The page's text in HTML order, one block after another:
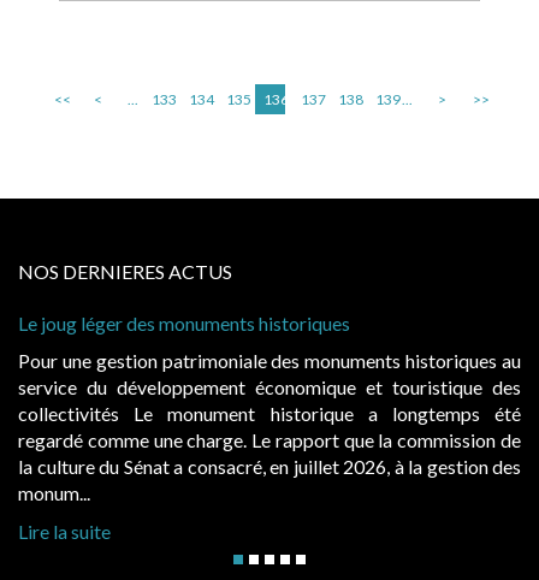
<< < ... 133 134 135 136 137 138 139... > >>
NOS DERNIERES ACTUS
des monuments historiques
patrimoniale des monuments historiques au
développement économique et touristique des
Le monument historique a longtemps été
une charge. Le rapport que la commission de
Sénat a consacré, en juillet 2026, à la gestion des
Evocatrices
également
public, elles